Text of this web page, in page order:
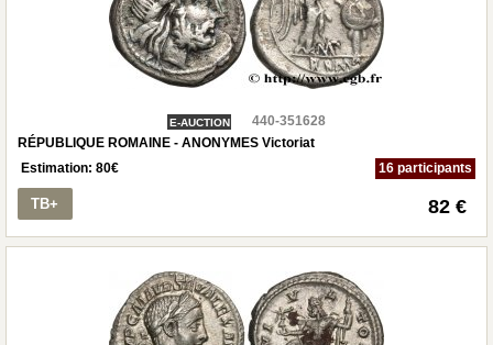
E-AUCTION
440-351628
RÉPUBLIQUE ROMAINE - ANONYMES Victoriat
Estimation: 80€ 16 participants
TB+ 82 €